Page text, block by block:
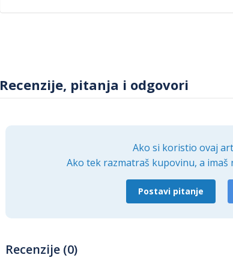
Recenzije, pitanja i odgovori
Ako si koristio ovaj
Ako tek razmatraš kupovinu, a
Postavi pitanje
Recenzije (0)